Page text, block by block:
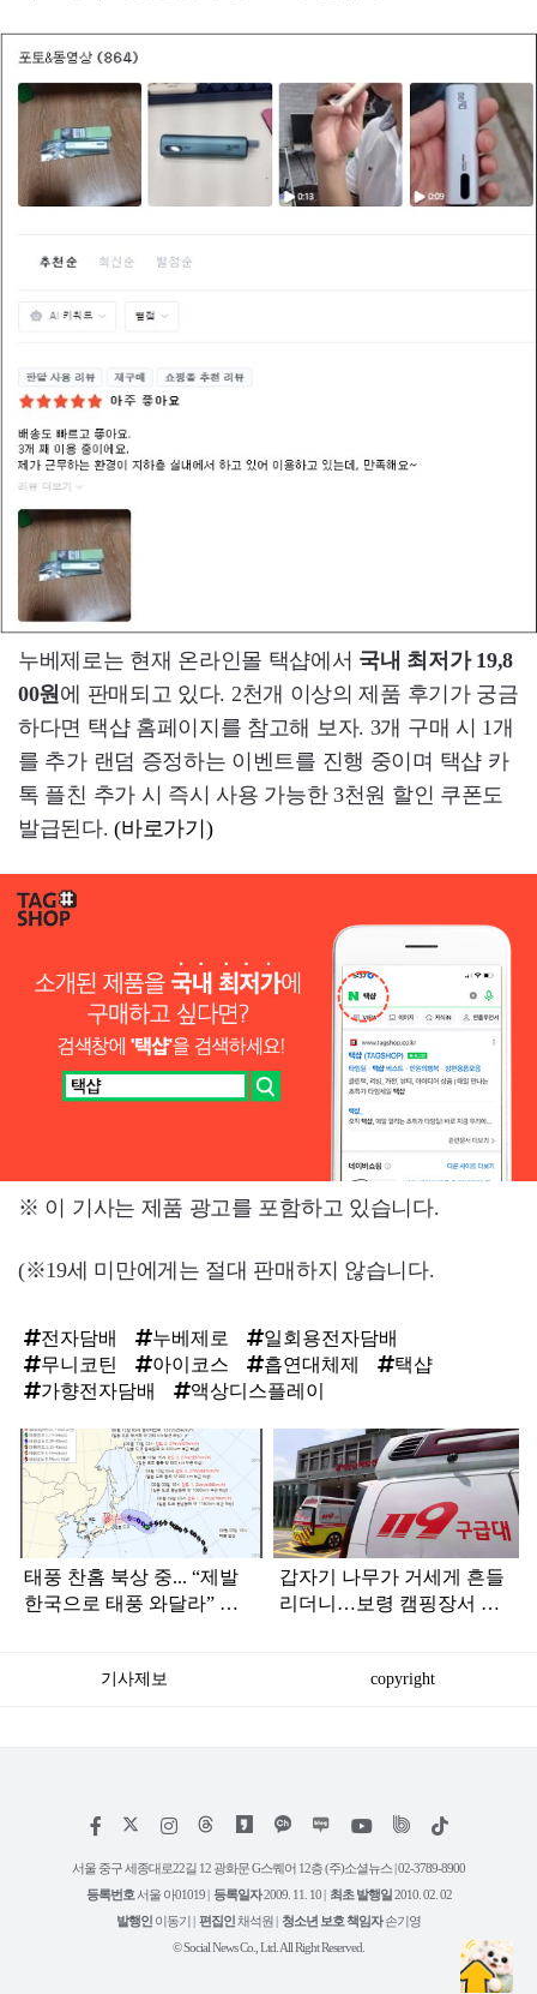
누베제로는 현재 온라인몰 택샵에서 국내 최저가 19,8
00원 에 판매되고 있다. 2천개 이상의 제품 후기가 궁금
하다면 택샵 홈페이지를 참고해 보자. 3개 구매 시 1개
를 추가 랜덤 증정하는 이벤트를 진행 중이며 택샵 카
톡 플친 추가 시 즉시 사용 가능한 3천원 할인 쿠폰도
발급된다.(바로가기)
※ 이 기사는 제품 광고를 포함하고 있습니다.
(※19세 미만에게는 절대 판매하지 않습니다.
전자담배 누베제로
일회용전자담배
무니코틴
아이코스 흡연대체제
택샵
가향전자담배
액상디스플레이
탑
라
인
태풍 찬홈 북상 중... “제발
한국으로 태풍 와달라” 말
갑자기 나무가 거세게 흔들
리더니…보령 캠핑장서 일
기사제보 copyright
페
스
인
타
램
위
트
유
튜
틱
서울 중구 세종대로22길 12 광화문 G스퀘어 12층 (주)소셜뉴스 | 02-3789-8900
등록번호서울 아01019 | 등록일자2009. 11. 10 | 최초 발행일 2010. 02. 02
발행인 이동기 | 편집인채석원 | 청소년 보호 책임자손기영
© Social News Co., Ltd. All Right Reserved.